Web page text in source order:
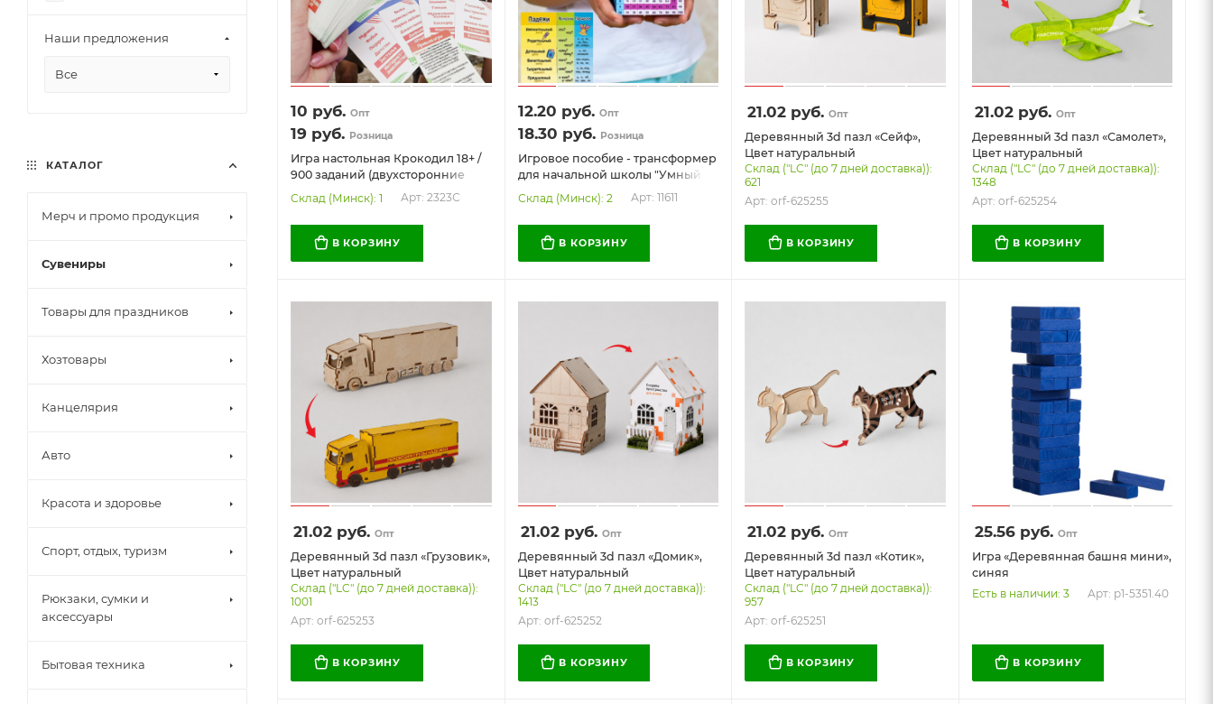
10 руб. Опт
19 руб. Розница
Игра настольная Крокодил 18+ /
900 заданий (двухсторонние
карточки, современные слова и
задания). А ты отгадаешь?
Склад (Минск): 1 Арт: 2323С
В КОРЗИНУ
12.20 руб. Опт
18.30 руб. Розница
Игровое пособие - трансформер
для начальной школы "Умный
Кубик" (математика, русский
язык)
Склад (Минск): 2 Арт: 11611
В КОРЗИНУ
21.02 руб. Опт
Деревянный 3d пазл «Сейф»,
Цвет натуральный
Склад ("LC" (до 7 дней доставка)):
621
Арт: orf-625255
В КОРЗИНУ
21.02руб. Опт
Деревянный 3d пазл «Самолет»,
Цвет натуральный
Склад ("LC" (до 7 дней доставка)):
1348
Арт: orf-625254
В КОРЗИНУ
21.02 руб. Опт
Деревянный 3d пазл «Грузовик»,
Цвет натуральный
Склад ("LC" (до 7 дней доставка)):
1001
Арт: orf-625253
В КОРЗИНУ
21.02руб. Опт
Деревянный 3d пазл «Домик»,
Цвет натуральный
Склад ("LC" (до 7 дней доставка)):
1413
Арт: orf-625252
В КОРЗИНУ
21.02 руб. Опт
Деревянный 3d пазл «Котик»,
Цвет натуральный
Склад ("LC" (до 7 дней доставка)):
957
Арт: orf-625251
В КОРЗИНУ
25.56руб. Опт
Игра «Деревянная башня мини»,
синяя
Есть в наличии: 3
Арт: p1-5351.40
В КОРЗИНУ
ТИТАН
Наши предложения
Все
КАТАЛОГ
Мерч и промо продукция
Сувениры
Товары для праздников
Хозтовары
Канцелярия
Авто
Красота и здоровье
Спорт, отдых, туризм
Рюкзаки, сумки и
аксессуары
Бытовая техника